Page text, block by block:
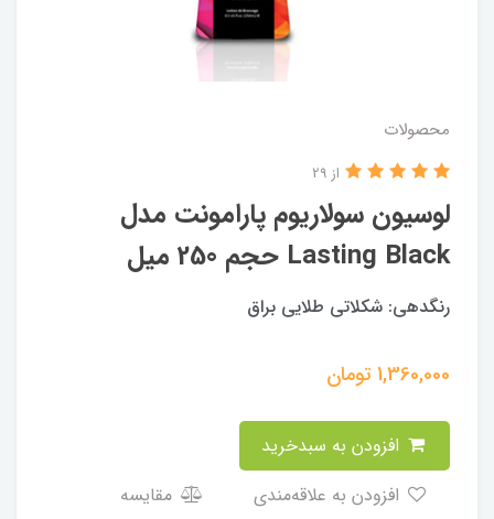
محصولات
لوسیون سولاریوم پارامونت مدل
Lasting Black حجم 250 میل
از 29
رنگدهی: شكلاتى طلایی براق
1,360,000تومان
مقایسه